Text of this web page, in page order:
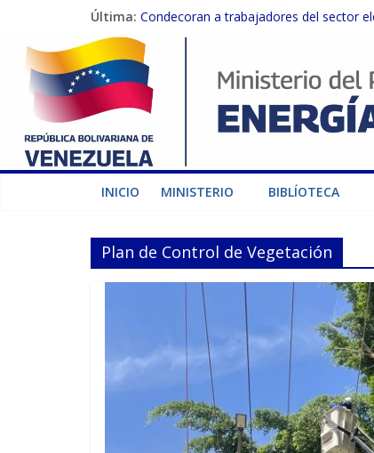
Última: Condecoran a trabajadores del sector
Gobierno Nacional coordina acciones
Inspeccionan trabajos de rehabilitación
Gobierno Nacional activa plan
INICIO MINISTERIO BIBLÍOTECA
Plan de Control de Vegetación